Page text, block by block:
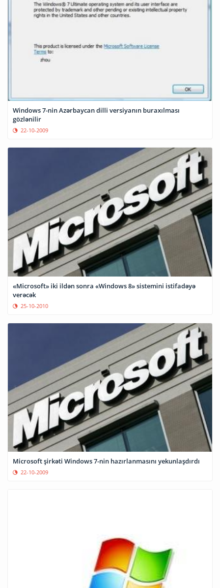
Windows 7-nin Azərbaycan dilli versiyanın buraxılması
gözlənilir
22-10-2009
«Microsoft» iki ildən sonra «Windows 8» sistemini istifadəyə
verəcək
25-10-2010
Microsoft şirkəti Windows 7-nin hazırlanmasını yekunlaşdırdı
22-10-2009